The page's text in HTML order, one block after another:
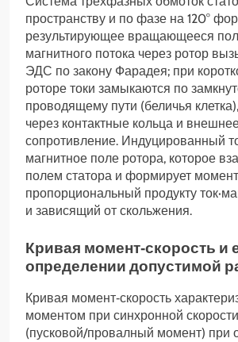
пространству и по фазе на 120°
результирующее вращающееся
магнитного потока через ротор
ЭДС по закону Фарадея; при
роторе токи замыкаются по
проводящему пути (беличья
через контактные кольца и
сопротивление. Индуцированный
магнитное поле ротора, которое
полем статора и формирует
пропорциональный продукту
и зависящий от скольжения.
Кривая момент‑скорость и
определении допустимой
Кривая момент‑скорость
моментом при синхронной
(пусковой/провалный момент) при